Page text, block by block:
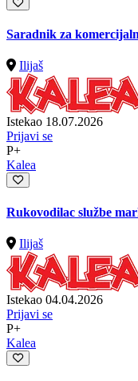
Saradnik za
Ilijaš
Istekao 18.07.2026
Prijavi se
P+
Kalea
Rukovodilac službe
Ilijaš
Istekao 04.04.2026
Prijavi se
P+
Kalea